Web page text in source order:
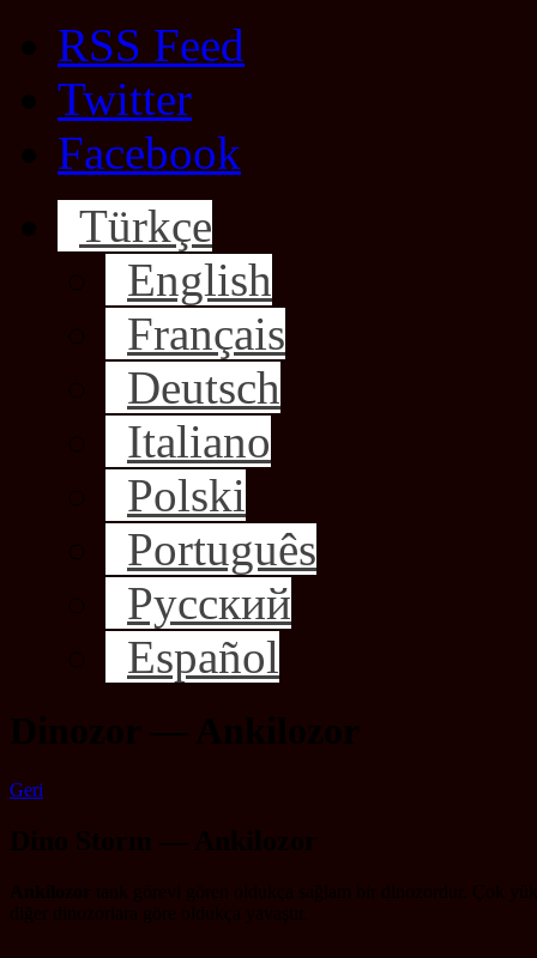
RSS Feed
Twitter
Facebook
Türkçe
English
Français
Deutsch
Italiano
Polski
Português
Русский
Español
Geri